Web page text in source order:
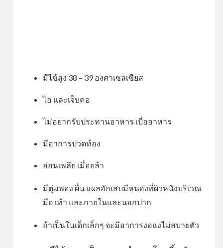
มีไข้สูง 38 – 39 องศาเซลเซียส
ไอ และเจ็บคอ
ไม่อยากรับประทานอาหาร เบื่ออาหาร
มีอาการปวดท้อง
อ่อนเพลีย เมื่อยล้า
มีตุ่มพอง ผื่น แผลอักเสบมีหนองที่ผิวหนังบริเวณ
มือ เท้า และภายในและนอกปาก
ถ้าเป็นในเด็กเล็กๆ จะมีอาการงอแงไม่สบายตัว